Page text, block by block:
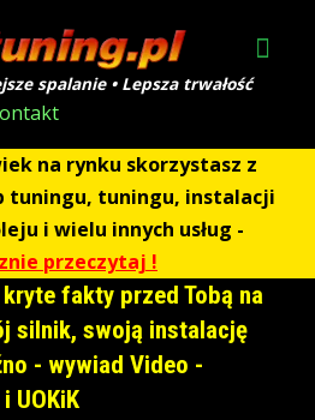
spalanie • Lepsza trwałość
na rynku skorzystasz z
tuningu, tuningu, instalacji
i wielu innych usług -
przeczytaj !
fakty przed Tobą na
silnik, swoją instalację
- wywiad Video -
UOKiK